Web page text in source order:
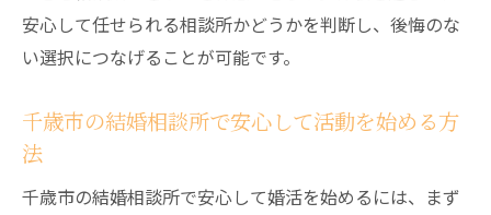
安心して任せられる相談所かどうかを判断し、後悔のな
い選択につなげることが可能です。
千歳市の結婚相談所で安心して活動を始める方
法
千歳市の結婚相談所で安心して婚活を始めるには、まず